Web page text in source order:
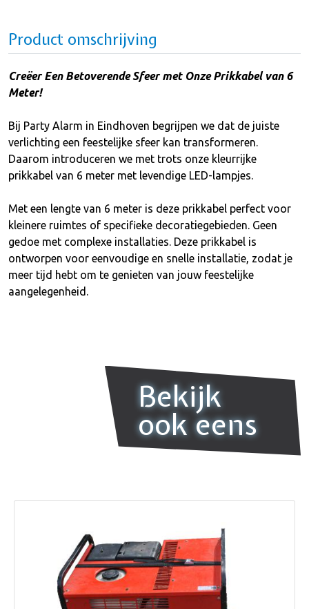
Product omschrijving
Creëer Een Betoverende Sfeer met Onze Prikkabel van 6
Meter!
Bij Party Alarm in Eindhoven begrijpen we dat de juiste
verlichting een feestelijke sfeer kan transformeren.
Daarom introduceren we met trots onze kleurrijke
prikkabel van 6 meter met levendige LED-lampjes.
Met een lengte van 6 meter is deze prikkabel perfect voor
kleinere ruimtes of specifieke decoratiegebieden. Geen
gedoe met complexe installaties. Deze prikkabel is
ontworpen voor eenvoudige en snelle installatie, zodat je
meer tijd hebt om te genieten van jouw feestelijke
aangelegenheid.
Bekijk
ook eens